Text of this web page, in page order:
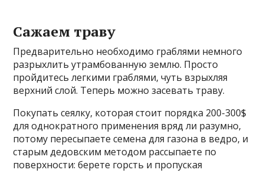
Сажаем траву
Предварительно необходимо граблями немного
разрыхлить утрамбованную землю. Просто
пройдитесь легкими граблями, чуть взрыхляя
верхний слой. Теперь можно засевать траву.
Покупать сеялку, которая стоит порядка 200-300$
для однократного применения вряд ли разумно,
потому пересыпаете семена для газона в ведро, и
старым дедовским методом рассыпаете по
поверхности: берете горсть и пропуская